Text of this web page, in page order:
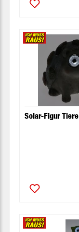
Solar-Figur Tiere